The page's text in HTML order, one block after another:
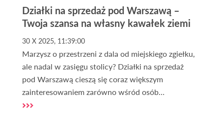
Działki na sprzedaż pod Warszawą –
Twoja szansa na własny kawałek ziemi
30 X 2025, 11:39:00
Marzysz o przestrzeni z dala od miejskiego zgiełku,
ale nadal w zasięgu stolicy? Działki na sprzedaż
pod Warszawą cieszą się coraz większym
zainteresowaniem zarówno wśród osób
planujących budowę domu, jak i inwestorów